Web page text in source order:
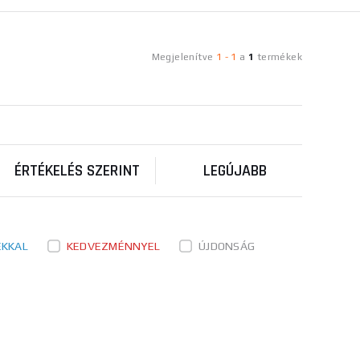
Megjelenítve 1 - 1 a 1 termékek
ÉRTÉKELÉS SZERINT LEGÚJABB
KEDVEZMÉNNYEL ÚJDONSÁG